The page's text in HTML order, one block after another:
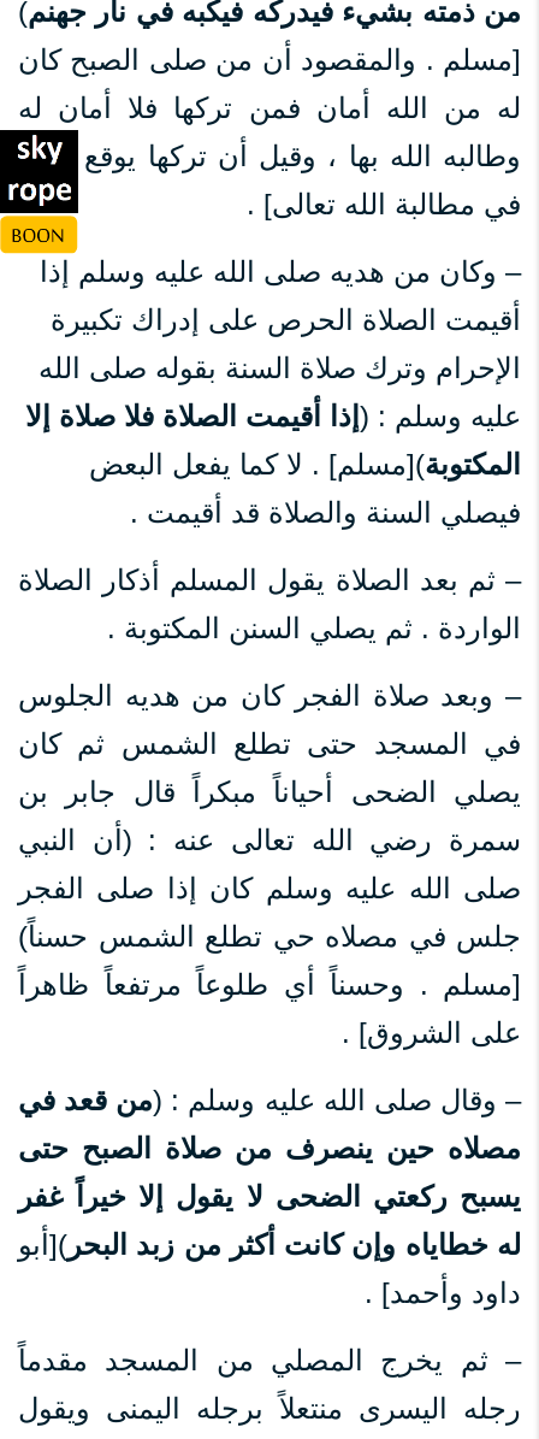
من ذمته بشيء فيدركه فيكبه في نار جهنم)
[مسلم . والمقصود أن من صلى الصبح كان
له من الله أمان فمن تركها فلا أمان له
وطالبه الله بها ، وقيل أن تركها يوقع العبد
في مطالبة الله تعالى] .
– وكان من هديه صلى الله عليه وسلم إذا
أقيمت الصلاة الحرص على إدراك تكبيرة
الإحرام وترك صلاة السنة بقوله صلى الله
عليه وسلم : ( إذا أقيمت الصلاة فلا صلاة إلا
المكتوبة)[مسلم] . لا كما يفعل البعض
فيصلي السنة والصلاة قد أقيمت .
– ثم بعد الصلاة يقول المسلم أذكار الصلاة
الواردة . ثم يصلي السنن المكتوبة .
– وبعد صلاة الفجر كان من هديه الجلوس
في المسجد حتى تطلع الشمس ثم كان
يصلي الضحى أحياناً مبكراً قال جابر بن
سمرة رضي الله تعالى عنه : (أن النبي
صلى الله عليه وسلم كان إذا صلى الفجر
جلس في مصلاه حي تطلع الشمس حسناً)
[مسلم . وحسناً أي طلوعاً مرتفعاً ظاهراً
على الشروق] .
– وقال صلى الله عليه وسلم : (من قعد في
مصلاه حين ينصرف من صلاة الصبح حتى
يسبح ركعتي الضحى لا يقول إلا خيراً غفر
له خطاياه وإن كانت أكثر من زبد البحر )[أبو
داود وأحمد] .
– ثم يخرج المصلي من المسجد مقدماً
رجله اليسرى منتعلاً برجله اليمنى ويقول